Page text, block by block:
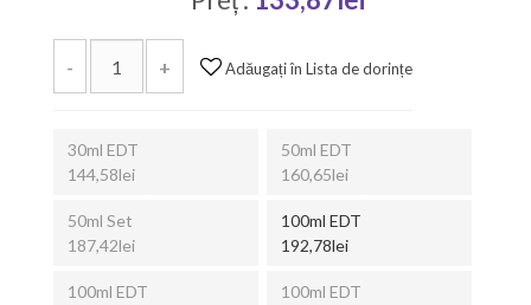
- + Adăugați în Lista de dorințe
30ml EDT
144,58lei
50ml EDT
160,65lei
50ml Set
187,42lei
100ml EDT
192,78lei
100ml EDT
100ml EDT